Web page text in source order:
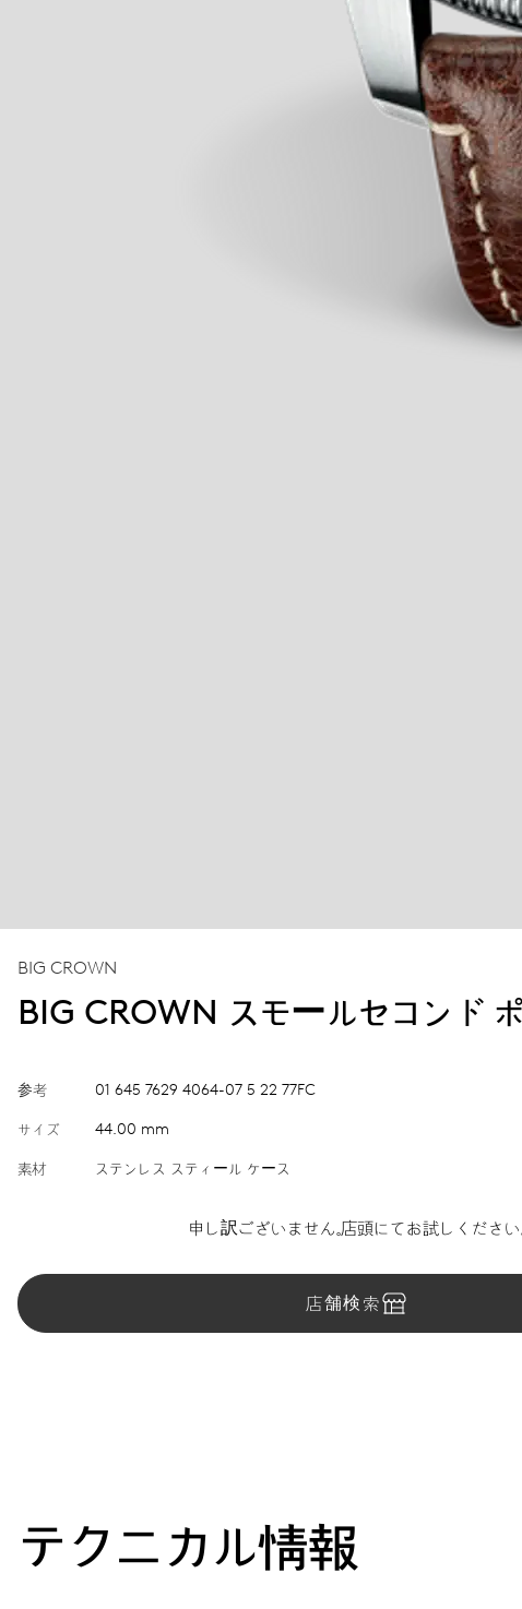
BIG CROWN
BIG CROWN スモールセコンド
参考 01 645 7629 4064-07 5 22 77FC
サイズ 44.00 mm
素材 ステンレス スティール ケース
申し訳ございません。店頭にてお試しください
店舗検索
テクニカル情報